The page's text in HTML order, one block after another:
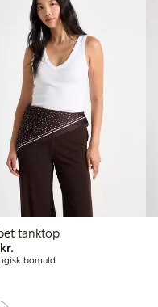
tanktop
bomuld